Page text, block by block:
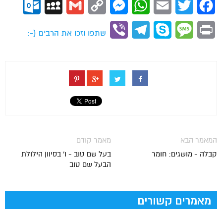
Facebook
Twitter
Email
WhatsApp
Messenger
Copy
Gmail
MySpace
Print
Message
Skype
Telegram
Viber
שתפו וזכו את הרבים (-:
מאמר קודם
בעל שם טוב - ו' בסיוון הילולת
הבעל שם טוב
המאמר הבא
קבלה - מושגים: חומר
מאמרים קשורים